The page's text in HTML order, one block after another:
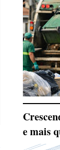
e mais